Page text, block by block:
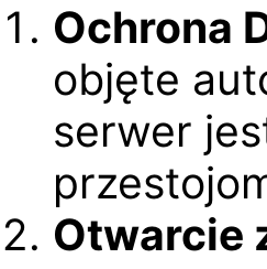
Ochrona
objęte
serwer
Otwarcie